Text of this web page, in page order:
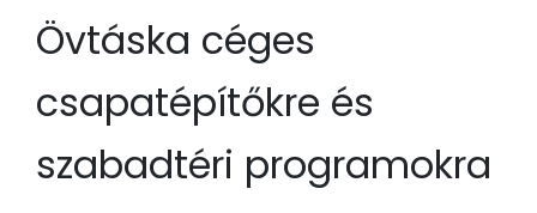
Övtáska céges
csapatépítőkre és
szabadtéri programokra